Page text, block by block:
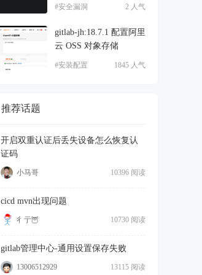
2 人气
#安全漏洞
gitlab-jh:18.7.1 配置阿里
云 OSS 对象存储
1845 人气
#安装配置
推荐话题
开启双重认证后丢失设备怎么恢复认
证码
10396 阅读
小马哥
cicd mvn出现问题
10730 阅读
彳亍🦉
gitlab管理中心-通用设置保存失败
13115 阅读
13006512929